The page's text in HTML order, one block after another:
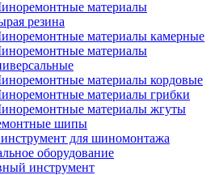
материалы
резина
материалы камерные
материалы
материалы кордовые
материалы грибки
материалы жгуты
шипы
для шиномонтажа
оборудование
инструмент